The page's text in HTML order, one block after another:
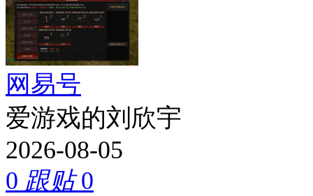
网易号
爱游戏的刘欣宇
2026-08-05
0 跟贴0